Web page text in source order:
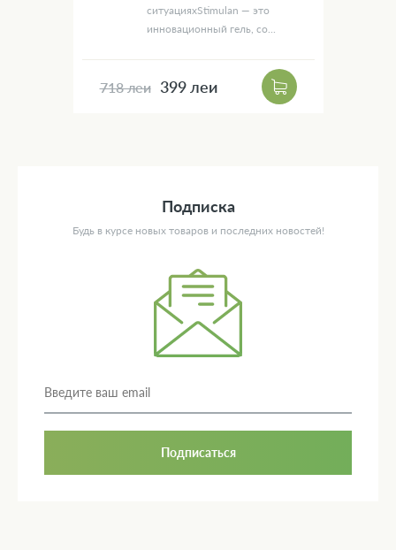
ситуацияхStimulan — это
инновационный гель, со...
718 леи 399 леи
Подписка
Будь в курсе новых товаров и последних новостей!
Подписаться